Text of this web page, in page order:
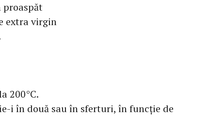
proaspăt
extra virgin
200°C.
i în două sau în sferturi, în funcție de